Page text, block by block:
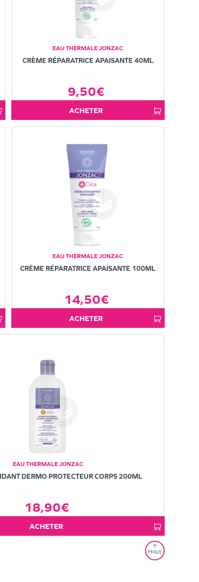
EAU THERMALE JONZAC
CRÈME RÉPARATRICE APAISANTE 40ML
9,50€
ACHETER
EAU THERMALE JONZAC
CRÈME RÉPARATRICE APAISANTE 100ML
14,50€
ACHETER
EAU THERMALE JONZAC
DERMO PROTECTEUR CORPS 200ML
18,90€
ACHETER
Haut